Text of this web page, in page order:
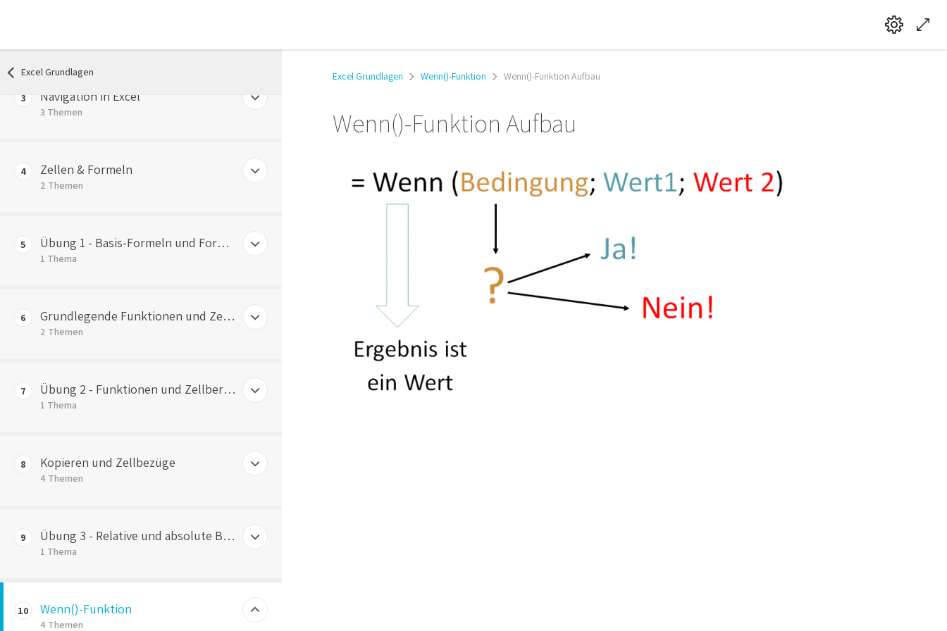
Excel GrundlagenBsp: Materialkalkulation
Bsp: Betriebsabrechnungsbogen
Vorteile der Arbeit mit Excel
Nachteile der Arbeit mit Excel
3 Navigation in Excel
3 Themen
Navigation innerhalb der Arbeitsmappe
4 Zellen & Formeln
2 Themen
Grundlegende Rechenoperationen
5 Übung 1 - Basis-Formeln und Formate
1 Thema
6
Grundlegende Funktionen und Zellbereiche
2 Themen
Zellbereiche
7 Übung 2 - Funktionen und Zellbereiche
1 Thema
8
Kopieren und Zellbezüge
4 Themen
Kopieren von Formeln
Zusammenfassung Zellbezüge
9 Übung 3 - Relative und absolute Bezüge
1 Thema
10
Wenn()-Funktion
4 Themen
Excel Grundlagen Wenn()-Funktion Wenn()-Funktion Aufbau
Wenn()-Funktion Aufbau